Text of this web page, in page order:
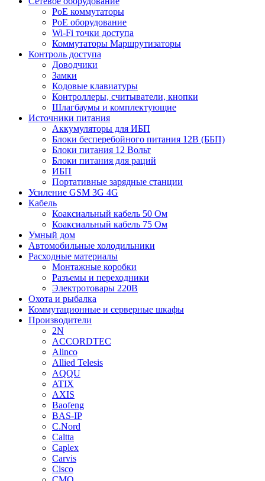
PoE коммутаторы
PoE оборудование
Wi-Fi точки доступа
Коммутаторы Маршрутизаторы
Контроль доступа
Доводчики
Замки
Кодовые клавиатуры
Контроллеры, считыватели, кнопки
Шлагбаумы и комплектующие
Источники питания
Аккумуляторы для ИБП
Блоки бесперебойного питания 12В (ББП)
Блоки питания 12 Вольт
Блоки питания для раций
ИБП
Портативные зарядные станции
Усиление GSM 3G 4G
Кабель
Коаксиальный кабель 50 Ом
Коаксиальный кабель 75 Ом
Умный дом
Автомобильные холодильники
Расходные материалы
Монтажные коробки
Разъемы и переходники
Электротовары 220В
Охота и рыбалка
Коммутационные и серверные шкафы
Производители
2N
ACCORDTEC
Alinco
Allied Telesis
AQQU
ATIX
AXIS
Baofeng
BAS-IP
C.Nord
Caltta
Caplex
Carvis
Cisco